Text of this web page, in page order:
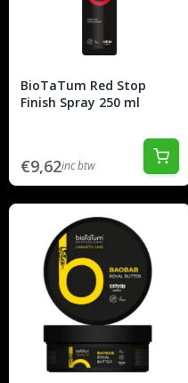
BioTaTum Red Stop
Finish Spray 250 ml
€9,62inc btw